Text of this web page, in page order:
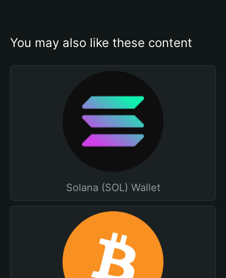
You may also like these content
Solana (SOL) Wallet